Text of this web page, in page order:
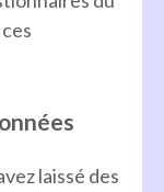
laissé des